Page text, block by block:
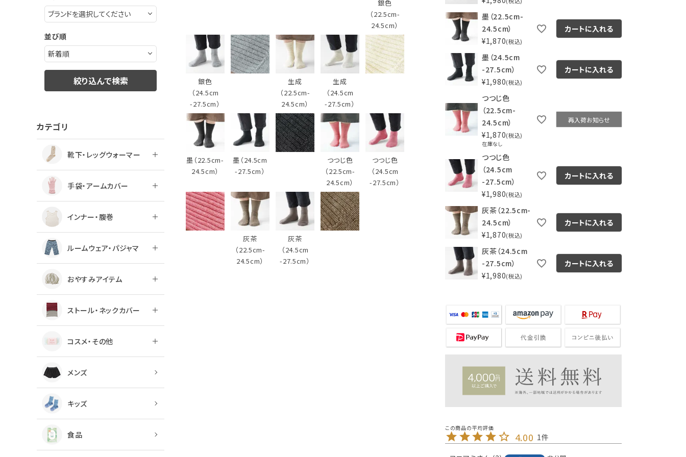
並び順
絞り込んで検索
カテゴリ
靴下・レッグウォーマー
手袋・アームカバー
インナー・腹巻
ルームウェア・パジャマ
おやすみアイテム
ストール・ネックカバー
コスメ・その他
メンズ
キッズ
食品
銀色
（22.5cm-
24.5cm）
銀色
（24.5cm
-27.5cm）
生成
（22.5cm-
24.5cm）
生成
（24.5cm
-27.5cm）
墨（22.5cm-
24.5cm）
墨（24.5cm
-27.5cm）
つつじ色
（22.5cm-
24.5cm）
つつじ色
（24.5cm
-27.5cm）
灰茶
（22.5cm-
24.5cm）
灰茶
（24.5cm
-27.5cm）
墨（22.5cm-
24.5cm）
¥1,870 税込
カートに入れる
墨（24.5cm
-27.5cm）
¥1,980 税込
カートに入れる
つつじ色
（22.5cm-
24.5cm）
¥1,870 税込
在庫なし
再入荷お知らせ
つつじ色
（24.5cm
-27.5cm）
¥1,980 税込
カートに入れる
灰茶（22.5cm-
24.5cm）
¥1,870 税込
カートに入れる
灰茶（24.5cm
-27.5cm）
¥1,980 税込
カートに入れる
4.00 1